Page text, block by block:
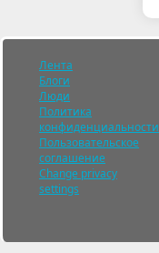
Лента
Блоги
Люди
Политика
конфиденциальности
Пользовательское
соглашение
Change privacy
settings